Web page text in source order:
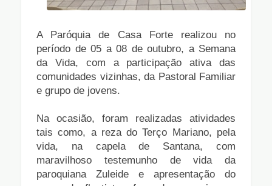
A Paróquia de Casa Forte realizou no
período de 05 a 08 de outubro, a Semana
da Vida, com a participação ativa das
comunidades vizinhas, da Pastoral Familiar
e grupo de jovens.
Na ocasião, foram realizadas atividades
tais como, a reza do Terço Mariano, pela
vida, na capela de Santana, com
maravilhoso testemunho de vida da
paroquiana Zuleide e apresentação do